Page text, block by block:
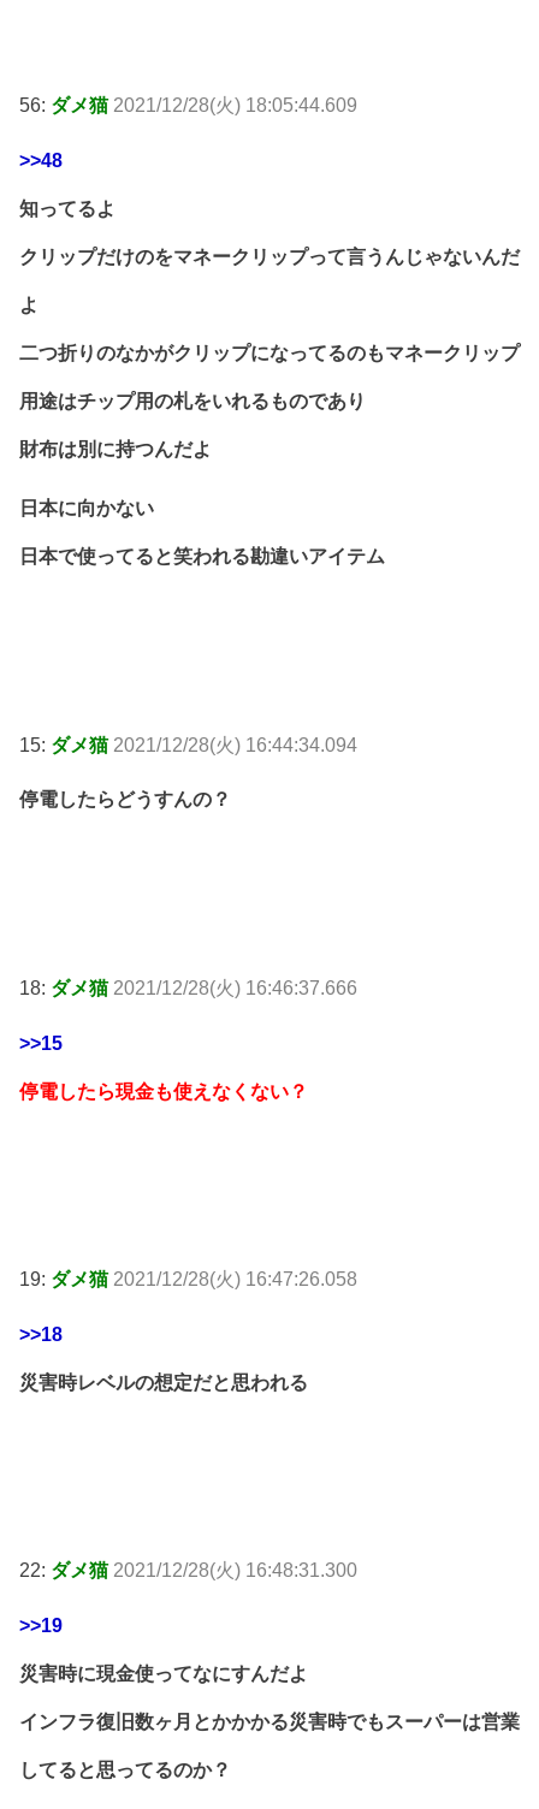
56: ダメ猫 2021/12/28(火) 18:05:44.609
>>48
知ってるよ
クリップだけのをマネークリップって言うんじゃないんだ
よ
二つ折りのなかがクリップになってるのもマネークリップ
用途はチップ用の札をいれるものであり
財布は別に持つんだよ
日本に向かない
日本で使ってると笑われる勘違いアイテム
15: ダメ猫 2021/12/28(火) 16:44:34.094
停電したらどうすんの？
18: ダメ猫 2021/12/28(火) 16:46:37.666
>>15
停電したら現金も使えなくない？
19: ダメ猫 2021/12/28(火) 16:47:26.058
>>18
災害時レベルの想定だと思われる
22: ダメ猫 2021/12/28(火) 16:48:31.300
>>19
災害時に現金使ってなにすんだよ
インフラ復旧数ヶ月とかかかる災害時でもスーパーは営業
してると思ってるのか？